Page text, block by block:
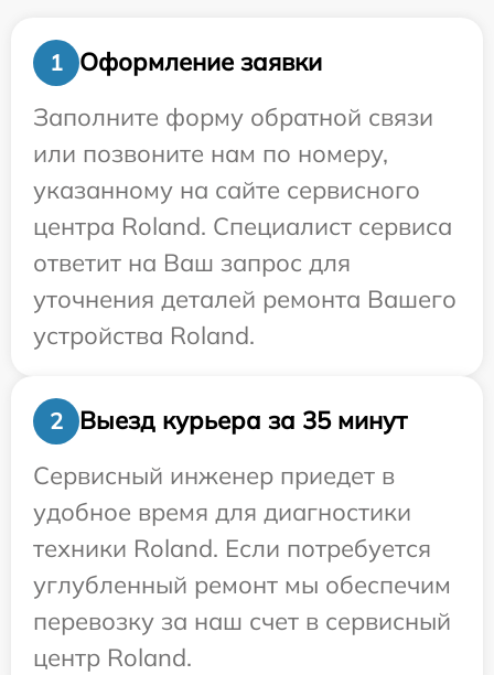
1
Оформление заявки
Заполните форму обратной связи
или позвоните нам по номеру,
указанному на сайте сервисного
центра Roland. Специалист сервиса
ответит на Ваш запрос для
уточнения деталей ремонта Вашего
устройства Roland.
2
Выезд курьера за 35 минут
Сервисный инженер приедет в
удобное время для диагностики
техники Roland. Если потребуется
углубленный ремонт мы обеспечим
перевозку за наш счет в сервисный
центр Roland.